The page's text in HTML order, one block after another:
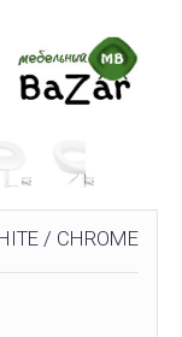
/ CHROME